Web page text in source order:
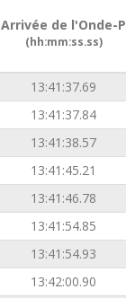
Arrivée de l'Onde-P
(hh:mm:ss.ss)
13:41:37.69
13:41:37.84
13:41:38.57
13:41:45.21
13:41:46.78
13:41:54.85
13:41:54.93
13:42:00.90